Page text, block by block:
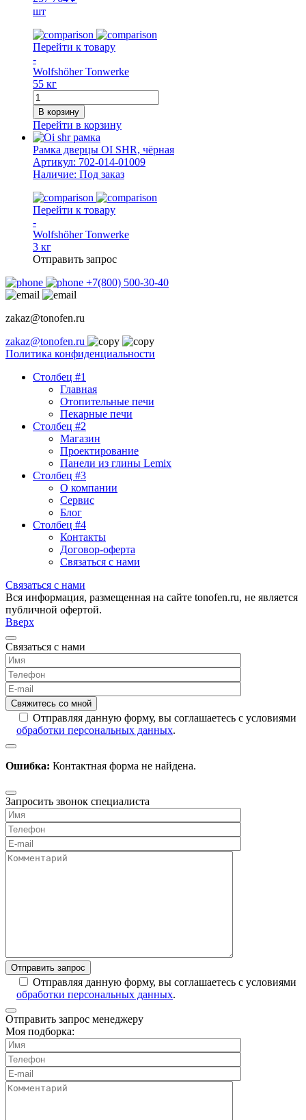
SJR,
черная
шт
Перейти к товару
-
Wolfshöher Tonwerke
55 кг
Количество
товара
Дверца
печная
OI
SH,
чёрная
В корзину
Перейти в корзину
Рамка дверцы OI SHR, чёрная
Артикул: 702-014-01009
Наличие: Под заказ
Перейти к товару
-
Wolfshöher Tonwerke
3 кг
Отправить запрос
+7(800) 500-30-40
zakaz@tonofen.ru
zakaz@tonofen.ru
Политика конфиденциальности
Столбец #1
Главная
Отопительные печи
Пекарные печи
Столбец #2
Магазин
Проектирование
Панели из глины Lemix
Столбец #3
О компании
Сервис
Блог
Столбец #4
Контакты
Договор-оферта
Связаться с нами
Связаться с нами
Вся информация, размещенная на сайте tonofen.ru, не является
публичной офертой.
Вверх
Связаться с нами
Отправляя данную форму, вы соглашаетесь с условиями
обработки персональных данных.
Ошибка: Контактная форма не найдена.
Запросить звонок специалиста
Отправляя данную форму, вы соглашаетесь с условиями
обработки персональных данных.
Отправить запрос менеджеру
Моя подборка: